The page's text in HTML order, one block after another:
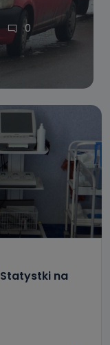
0
na